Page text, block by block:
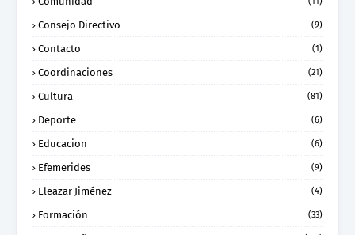
Consejo Directivo (9)
Contacto (1)
Coordinaciones (21)
Cultura (81)
Deporte (6)
Educacion (6)
Efemerides (9)
Eleazar Jiménez (4)
Formación (33)